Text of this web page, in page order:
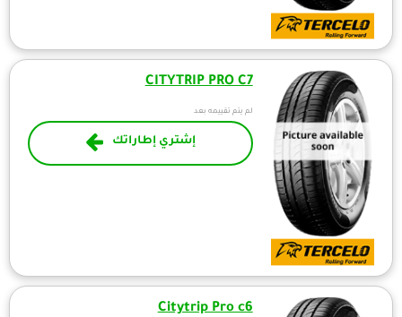
CITYTRIP PRO C7
لم يتم تقييمه بعد
إشتري إطاراتك
Citytrip Pro c6